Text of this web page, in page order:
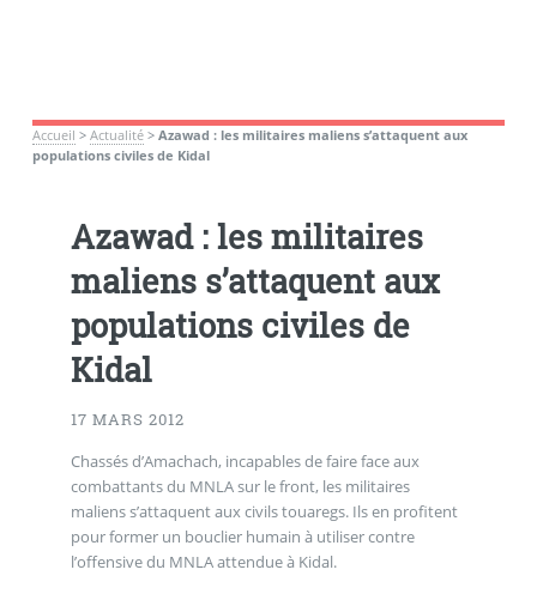
Accueil > Actualité> Azawad : les militaires maliens s’attaquent aux
populations civiles de Kidal
Azawad : les militaires
maliens s’attaquent aux
populations civiles de
Kidal
17 MARS 2012
Chassés d’Amachach, incapables de faire face aux
combattants du MNLA sur le front, les militaires
maliens s’attaquent aux civils touaregs. Ils en profitent
pour former un bouclier humain à utiliser contre
l’offensive du MNLA attendue à Kidal.